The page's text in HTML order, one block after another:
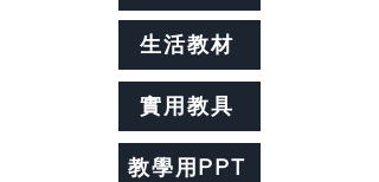
實用教具
生活教材
教學用PPT